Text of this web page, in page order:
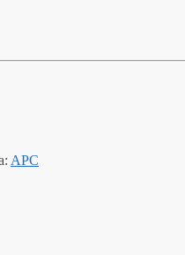
APC